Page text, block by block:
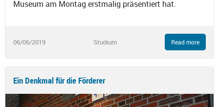
Museum am Montag erstmalig präsentiert hat.
06/06/2019 Studium Read more
Ein Denkmal für die Förderer